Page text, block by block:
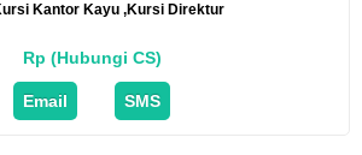
Kantor Kayu ,Kursi Direktur
Rp (Hubungi CS)
Email SMS